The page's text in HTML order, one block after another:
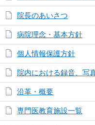
院長のあいさつ
病院理念・基本方針
個人情報保護方針
院内における録音、写
沿革・概要
専門医教育施設一覧